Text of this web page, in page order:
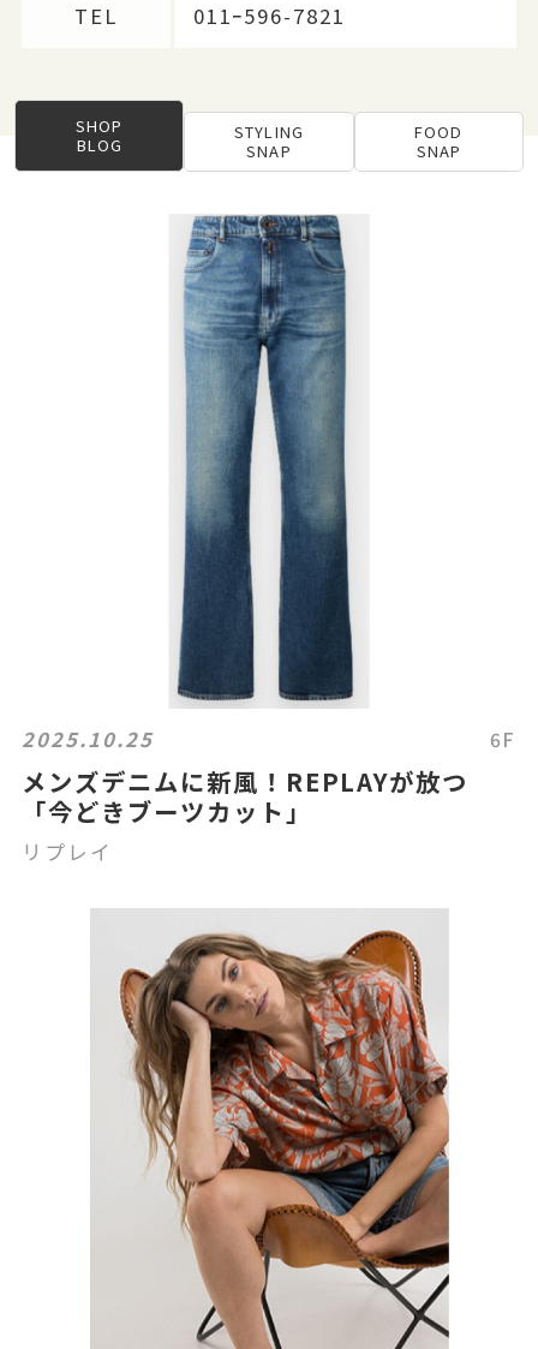
TEL 011ｰ596-7821
SHOP
BLOG
STYLING
SNAP
FOOD
SNAP
2025.10.25 6F
メンズデニムに新風！REPLAYが放つ
「今どきブーツカット」
リプレイ